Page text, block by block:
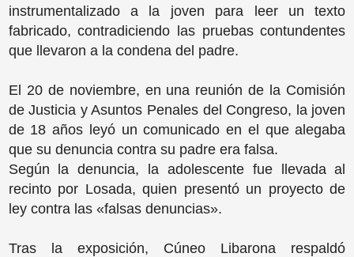
instrumentalizado a la joven para leer un texto
fabricado, contradiciendo las pruebas contundentes
que llevaron a la condena del padre.
El 20 de noviembre, en una reunión de la Comisión
de Justicia y Asuntos Penales del Congreso, la joven
de 18 años leyó un comunicado en el que alegaba
que su denuncia contra su padre era falsa.
Según la denuncia, la adolescente fue llevada al
recinto por Losada, quien presentó un proyecto de
ley contra las «falsas denuncias».
Tras la exposición, Cúneo Libarona respaldó